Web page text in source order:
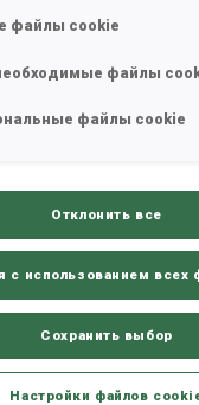
JWCH OBERTILLIACH
OBERTILLIACH
HOCHFILZEN
ПОКАЗАТЬ ВСЕ
файлы cookie
файлы
файлы cookie
Отклонить все
с использованием всех
Сохранить выбор
Настройки файлов